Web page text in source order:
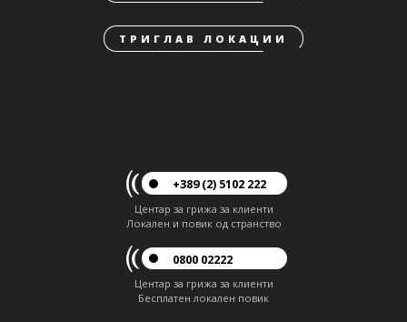
ТРИГЛАВ ЛОКАЦИИ
+389 (2) 5102 222
Центар за грижа за клиенти
Локален и повик од странство
0800 02222
Центар за грижа за клиенти
Бесплатен локален повик